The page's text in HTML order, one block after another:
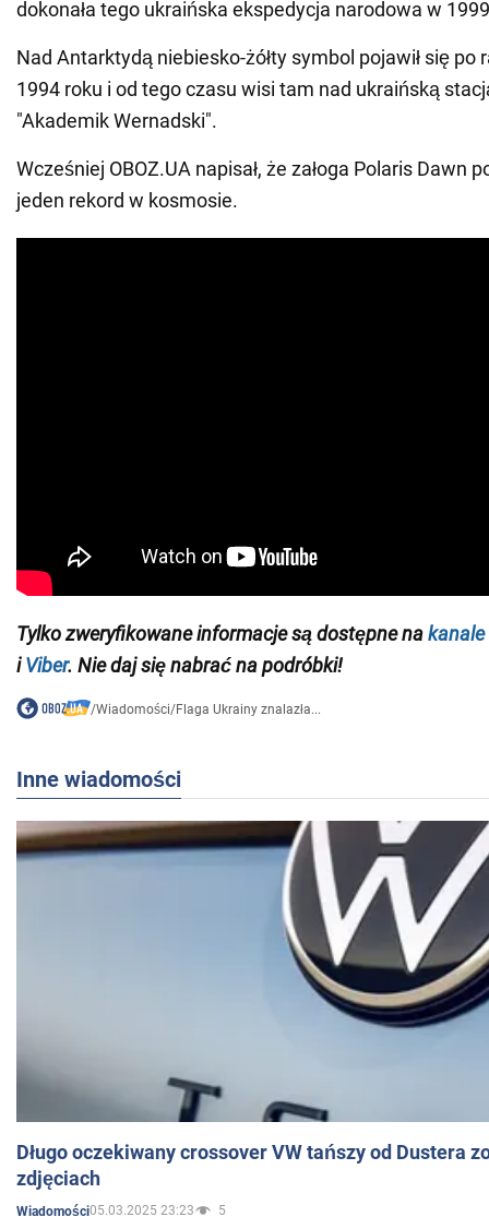
dokonała tego ukraińska ekspedycja narodowa w
Nad Antarktydą niebiesko-żółty symbol pojawił się po
1994 roku i od tego czasu wisi tam nad ukraińską
"Akademik Wernadski".
Wcześniej OBOZ.UA napisał, że załoga Polaris Dawn
jeden rekord w kosmosie.
Tylko zweryfikowane informacje są dostępne nakanale
iViber. Nie daj się nabrać na podróbki!
/Wiadomości/Flaga Ukrainy znalazła...
Inne wiadomości
Długo oczekiwany crossover VW tańszy od Dustera
zdjęciach
Wiadomości05.03.2025 23:23 5